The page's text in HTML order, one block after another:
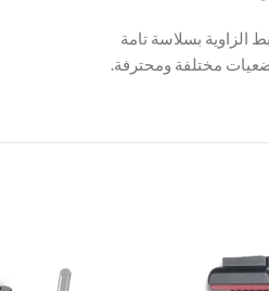
بسلاسة تامة